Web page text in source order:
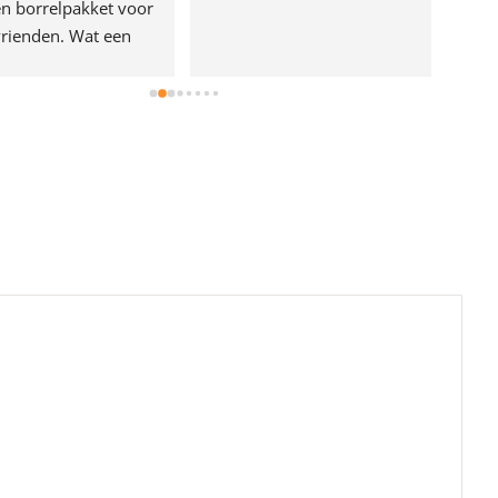
borrelpakket voor
Wat een